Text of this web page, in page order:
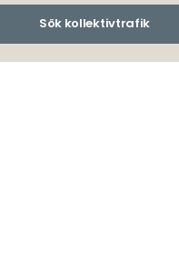
Sök kollektivtrafik